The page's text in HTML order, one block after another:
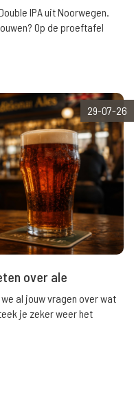
IPA uit Noorwegen.
Op de proeftafel
29-07-26
over ale
al jouw vragen over wat
je zeker weer het